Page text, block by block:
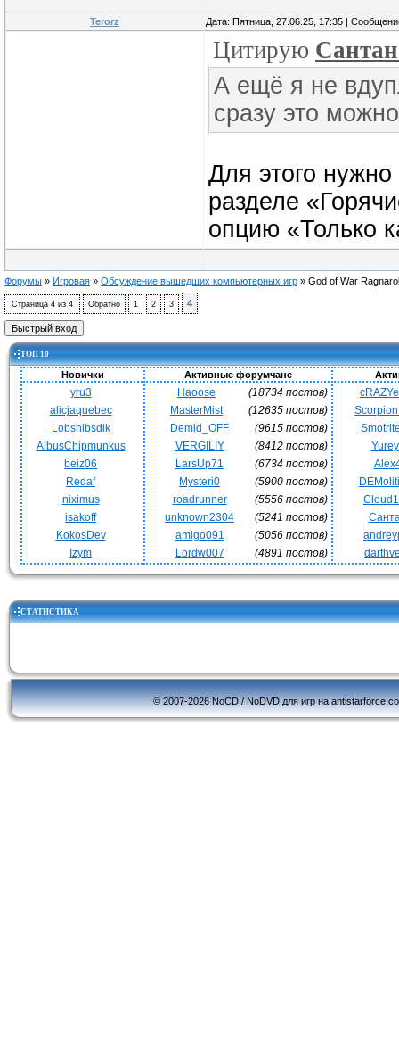
Terorz Дата: Пятница, 27.06.25, 17:35 |
Цитирую
А ещё я не
сразу это
Для этого
разделе
опцию «Только
Форумы » Игровая » Обсуждение вышедших компьютерных игр » God of War
Страница 4 из 4 Обратно 1 2 3 4
ТОП 10
Новички Активные форумчане
yru3
alicjaquebec
Lobshibsdik
AlbusChipmunkus
beiz06
Redaf
niximus
isakoff
KokosDev
Izym
Haoose
(18734 постов)
MasterMist
(12635 постов)
Demid_OFF
(9615 постов)
VERGILIY
(8412 постов)
LarsUp71
(6734 постов)
Mysteri0
(5900 постов)
roadrunner
(5556 постов)
unknown2304
(5241 постов)
amigo091
(5056 постов)
Lordw007
(4891 постов)
СТАТИСТИКА
© 2007-2026 NoCD / NoDVD для игр на